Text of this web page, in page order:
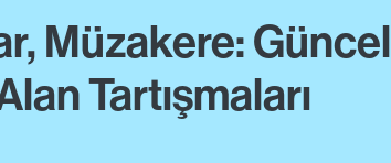
Müzakere: Güncel
Tartışmaları